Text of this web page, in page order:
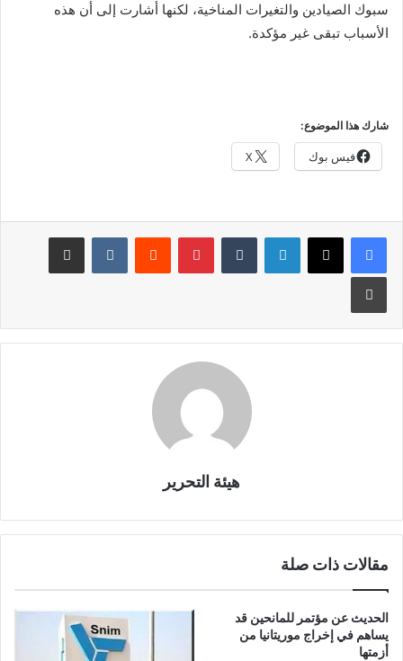
سبوك الصيادين والتغيرات المناخية، لكنها أشارت إلى أن هذه
الأسباب تبقى غير مؤكدة.
شارك هذا الموضوع:
فيس بوك X
لينكدإن بينتيريست مشاركة عبر البريد
طباعة
هيئة التحرير
مقالات ذات صلة
الحديث عن مؤتمر للمانحين قد
يساهم في إخراج موريتانيا من
أزمتها